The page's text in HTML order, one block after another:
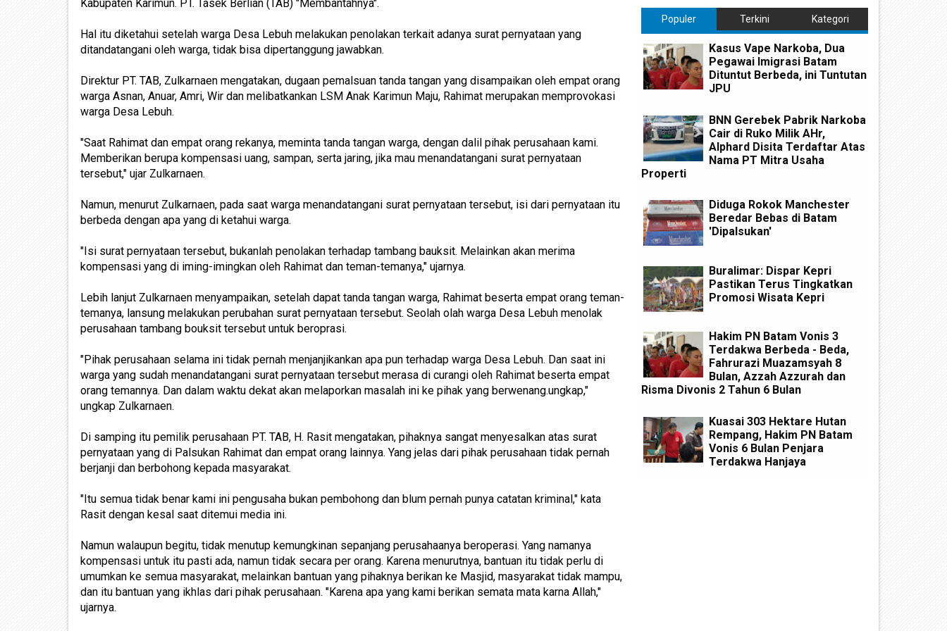
Kabupaten Karimun. PT. Tasek Berlian (TAB) "Membantahnya".
Hal itu diketahui setelah warga Desa Lebuh melakukan penolakan terkait adanya surat pernyataan yang
ditandatangani oleh warga, tidak bisa dipertanggung jawabkan.
Direktur PT. TAB, Zulkarnaen mengatakan, dugaan pemalsuan tanda tangan yang disampaikan oleh empat orang
warga Asnan, Anuar, Amri, Wir dan melibatkankan LSM Anak Karimun Maju, Rahimat merupakan memprovokasi
warga Desa Lebuh.
"Saat Rahimat dan empat orang rekanya, meminta tanda tangan warga, dengan dalil pihak perusahaan kami.
Memberikan berupa kompensasi uang, sampan, serta jaring, jika mau menandatangani surat pernyataan
tersebut," ujar Zulkarnaen.
Namun, menurut Zulkarnaen, pada saat warga menandatangani surat pernyataan tersebut, isi dari pernyataan itu
berbeda dengan apa yang di ketahui warga.
"Isi surat pernyataan tersebut, bukanlah penolakan terhadap tambang bauksit. Melainkan akan merima
kompensasi yang di iming-imingkan oleh Rahimat dan teman-temanya," ujarnya.
Lebih lanjut Zulkarnaen menyampaikan, setelah dapat tanda tangan warga, Rahimat beserta empat orang teman-
temanya, lansung melakukan perubahan surat pernyataan tersebut. Seolah olah warga Desa Lebuh menolak
perusahaan tambang bouksit tersebut untuk beroprasi.
"Pihak perusahaan selama ini tidak pernah menjanjikankan apa pun terhadap warga Desa Lebuh. Dan saat ini
warga yang sudah menandatangani surat pernyataan tersebut merasa di curangi oleh Rahimat beserta empat
orang temannya. Dan dalam waktu dekat akan melaporkan masalah ini ke pihak yang berwenang.ungkap,"
ungkap Zulkarnaen.
Di samping itu pemilik perusahaan PT. TAB, H. Rasit mengatakan, pihaknya sangat menyesalkan atas surat
pernyataan yang di Palsukan Rahimat dan empat orang lainnya. Yang jelas dari pihak perusahaan tidak pernah
berjanji dan berbohong kepada masyarakat.
"Itu semua tidak benar kami ini pengusaha bukan pembohong dan blum pernah punya catatan kriminal," kata
Rasit dengan kesal saat ditemui media ini.
Namun walaupun begitu, tidak menutup kemungkinan sepanjang perusahaanya beroperasi. Yang namanya
kompensasi untuk itu pasti ada, namun tidak secara per orang. Karena menurutnya, bantuan itu tidak perlu di
umumkan ke semua masyarakat, melainkan bantuan yang pihaknya berikan ke Masjid, masyarakat tidak mampu,
dan itu bantuan yang ikhlas dari pihak perusahaan. "Karena apa yang kami berikan semata mata karna Allah,"
ujarnya.
Populer Terkini Kategori
Kasus Vape Narkoba, Dua
Pegawai Imigrasi Batam
Dituntut Berbeda, ini Tuntutan
JPU
BNN Gerebek Pabrik Narkoba
Cair di Ruko Milik AHr,
Alphard Disita Terdaftar Atas
Nama PT Mitra Usaha
Properti
Diduga Rokok Manchester
Beredar Bebas di Batam
'Dipalsukan'
Buralimar: Dispar Kepri
Pastikan Terus Tingkatkan
Promosi Wisata Kepri
Hakim PN Batam Vonis 3
Terdakwa Berbeda - Beda,
Fahrurazi Muazamsyah 8
Bulan, Azzah Azzurah dan
Risma Divonis 2 Tahun 6 Bulan
Kuasai 303 Hektare Hutan
Rempang, Hakim PN Batam
Vonis 6 Bulan Penjara
Terdakwa Hanjaya